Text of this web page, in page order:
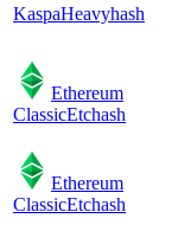
KaspaHeavyhash
Ethereum
ClassicEtchash
Ethereum
ClassicEtchash